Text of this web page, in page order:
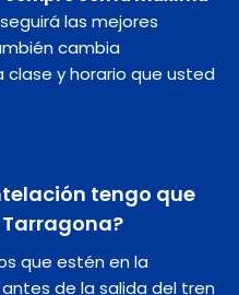
las mejores
cambia
y horario que usted
tengo que
que estén en la
de la salida del tren